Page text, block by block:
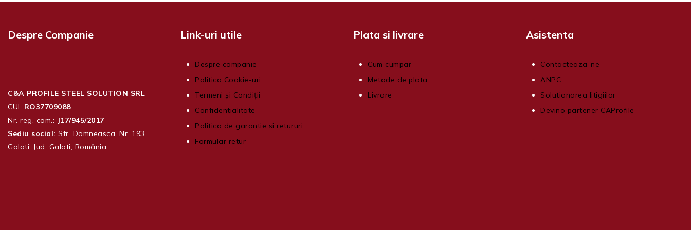
Despre Companie
C&A PROFILE STEEL SOLUTION SRL
CUI: RO37709088
Nr. reg. com.: J17/945/2017
Sediu social: Str. Domneasca, Nr. 193
Galati, Jud. Galati, România
Link-uri utile
Despre companie
Politica Cookie-uri
Termeni și Condiții
Confidentialitate
Politica de garantie si retururi
Formular retur
Plata si livrare
Cum cumpar
Metode de plata
Livrare
Asistenta
Contacteaza-ne
ANPC
Solutionarea litigiilor
Devino partener CAProfile